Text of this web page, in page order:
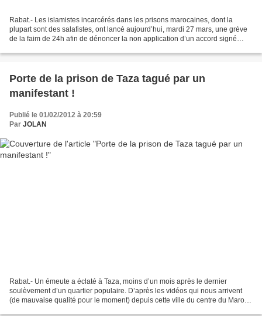
Rabat.- Les islamistes incarcérés dans les prisons marocaines, dont la
plupart sont des salafistes, ont lancé aujourd’hui, mardi 27 mars, une grève
de la faim de 24h afin de dénoncer la non application d’un accord signé
Porte de la prison de Taza tagué par un
manifestant !
Publié le 01/02/2012 à 20:59
Par JOLAN
Rabat.- Un émeute a éclaté à Taza, moins d’un mois après le dernier
soulèvement d’un quartier populaire. D’après les vidéos qui nous arrivent
(de mauvaise qualité pour le moment) depuis cette ville du centre du Maroc,